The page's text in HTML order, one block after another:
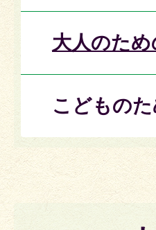
大人のた
こどもの